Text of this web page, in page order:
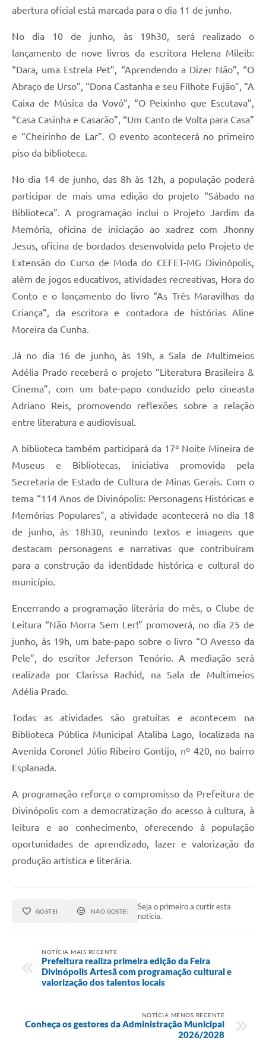
abertura oficial está marcada para o dia 11 de junho.
No dia 10 de junho, às 19h30, será realizado o
lançamento de nove livros da escritora Helena Mileib:
“Dara, uma Estrela Pet”, “Aprendendo a Dizer Não”, “O
Abraço de Urso”, “Dona Castanha e seu Filhote Fujão”, “A
Caixa de Música da Vovó”, “O Peixinho que Escutava”,
“Casa Casinha e Casarão”, “Um Canto de Volta para Casa”
e “Cheirinho de Lar”. O evento acontecerá no primeiro
piso da biblioteca.
No dia 14 de junho, das 8h às 12h, a população poderá
participar de mais uma edição do projeto “Sábado na
Biblioteca”. A programação inclui o Projeto Jardim da
Memória, oficina de iniciação ao xadrez com Jhonny
Jesus, oficina de bordados desenvolvida pelo Projeto de
Extensão do Curso de Moda do CEFET-MG Divinópolis,
além de jogos educativos, atividades recreativas, Hora do
Conto e o lançamento do livro “As Três Maravilhas da
Criança”, da escritora e contadora de histórias Aline
Moreira da Cunha.
Já no dia 16 de junho, às 19h, a Sala de Multimeios
Adélia Prado receberá o projeto “Literatura Brasileira &
Cinema”, com um bate-papo conduzido pelo cineasta
Adriano Reis, promovendo reflexões sobre a relação
entre literatura e audiovisual.
A biblioteca também participará da 17ª Noite Mineira de
Museus e Bibliotecas, iniciativa promovida pela
Secretaria de Estado de Cultura de Minas Gerais. Com o
tema “114 Anos de Divinópolis: Personagens Históricas e
Memórias Populares”, a atividade acontecerá no dia 18
de junho, às 18h30, reunindo textos e imagens que
destacam personagens e narrativas que contribuíram
para a construção da identidade histórica e cultural do
município.
Encerrando a programação literária do mês, o Clube de
Leitura “Não Morra Sem Ler!” promoverá, no dia 25 de
junho, às 19h, um bate-papo sobre o livro “O Avesso da
Pele”, do escritor Jeferson Tenório. A mediação será
realizada por Clarissa Rachid, na Sala de Multimeios
Adélia Prado.
Todas as atividades são gratuitas e acontecem na
Biblioteca Pública Municipal Ataliba Lago, localizada na
Avenida Coronel Júlio Ribeiro Gontijo, nº 420, no bairro
Esplanada.
A programação reforça o compromisso da Prefeitura de
Divinópolis com a democratização do acesso à cultura, à
leitura e ao conhecimento, oferecendo à população
oportunidades de aprendizado, lazer e valorização da
produção artística e literária.
GOSTEI NÃO GOSTEI
Seja o primeiro a curtir esta
notícia.
NOTÍCIA MAIS RECENTE
Prefeitura realiza primeira edição da Feira
Divinópolis Artesã com programação cultural e
valorização dos talentos locais
NOTÍCIA MENOS RECENTE
Conheça os gestores da Administração Municipal
2026/2028